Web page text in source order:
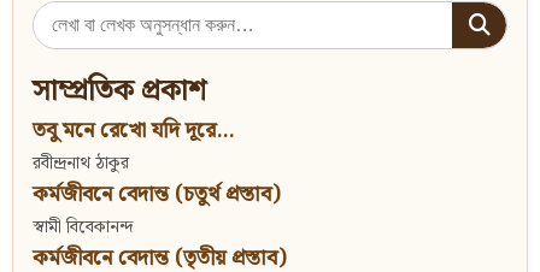
Search
for:
সাম্প্রতিক প্রকাশ
তবু মনে রেখো যদি দূরে...
রবীন্দ্রনাথ ঠাকুর
কর্মজীবনে বেদান্ত (চতুর্থ প্রস্তাব)
স্বামী বিবেকানন্দ
কর্মজীবনে বেদান্ত (তৃতীয় প্রস্তাব)